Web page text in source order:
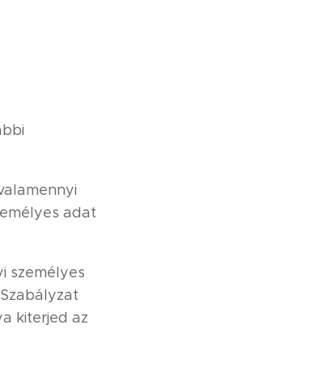
adat
személyes
kiterjed az